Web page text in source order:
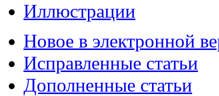
Иллюстрации
Новое в электронной
Исправленные статьи
Дополненные статьи